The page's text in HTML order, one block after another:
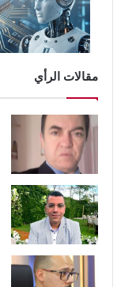
مقالات الرأي